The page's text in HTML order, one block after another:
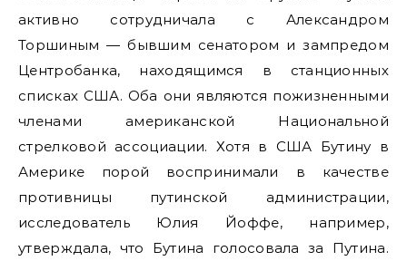
активно сотрудничала с Александром
Торшиным — бывшим сенатором и зампредом
Центробанка, находящимся в станционных
списках США. Оба они являются пожизненными
членами американской Национальной
стрелковой ассоциации. Хотя в США Бутину в
Америке порой воспринимали в качестве
противницы путинской администрации,
исследователь Юлия Йоффе, например,
утверждала, что Бутина голосовала за Путина.